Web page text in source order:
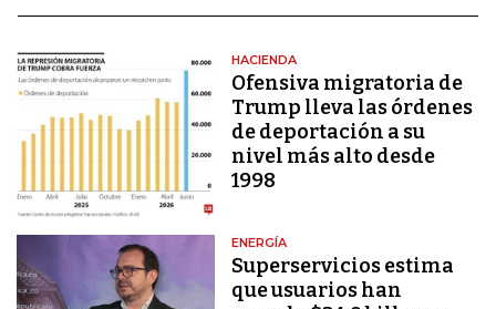
HACIENDA
Ofensiva migratoria de
Trump lleva las órdenes
de deportación a su
nivel más alto desde
1998
ENERGÍA
Superservicios estima
que usuarios han